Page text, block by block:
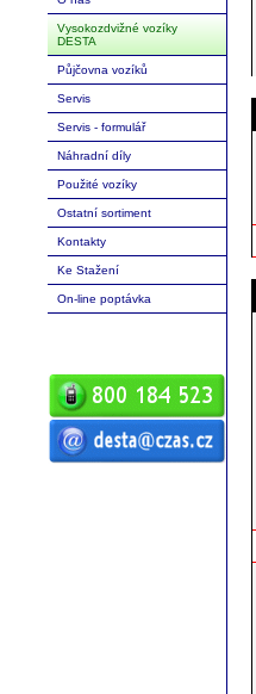
Vysokozdvižné vozíky
DESTA
Půjčovna vozíků
Servis
Servis - formulář
Náhradní díly
Použité vozíky
Ostatní sortiment
Kontakty
Ke Stažení
On-line poptávka